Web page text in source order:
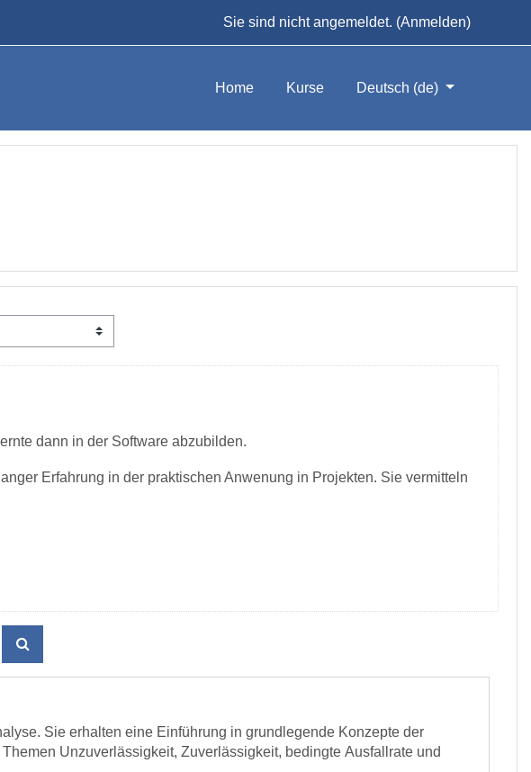
Sie sind nicht angemeldet. (Anmelden)
Home Kurse Deutsch ‎(de)‎
dann in der Software abzubilden.
Erfahrung in der praktischen Anwenung in Projekten. Sie vermitteln
KURSE SUCHEN
Sie erhalten eine Einführung in grundlegende Konzepte der
Unzuverlässigkeit, Zuverlässigkeit, bedingte Ausfallrate und